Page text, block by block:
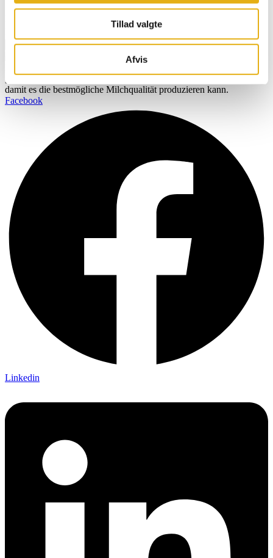
Tillad valgte
Afvis
Registrieren Sie sich
gesünderes und komfortableres Umfeld für Ihr Vieh zu schaffen,
damit es die bestmögliche Milchqualität produzieren kann.
Facebook
Linkedin